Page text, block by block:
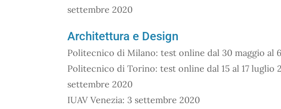
settembre 2020
Architettura e Design
Politecnico di Milano: test online dal 30 maggio al
Politecnico di Torino: test online dal 15 al 17 luglio
settembre 2020
IUAV Venezia: 3 settembre 2020